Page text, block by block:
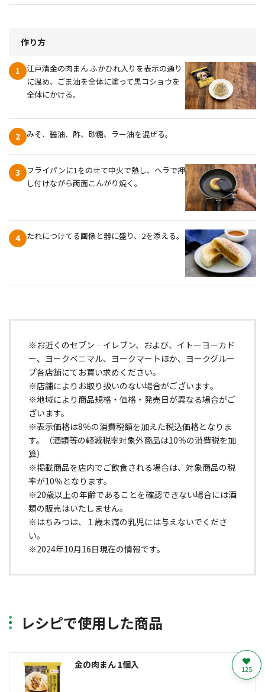
作り方
1
江戸清金の肉まん ふかひれ入りを表示の通り
に温め、ごま油を全体に塗って黒コショウを
全体にかける。
2 みそ、醤油、酢、砂糖、ラー油を混ぜる。
3
フライパンに1をのせて中火で熱し、ヘラで押
し付けながら両面こんがり焼く。
4 たれにつけてる画像と器に盛り、2を添える。
※お近くのセブン‐イレブン、および、イトーヨーカド
ー、ヨークベニマル、ヨークマートほか、ヨークグルー
プ各店舗にてお買い求めください。
※店舗によりお取り扱いのない場合がございます。
※地域により商品規格・価格・発売日が異なる場合がご
ざいます。
※表示価格は8％の消費税額を加えた税込価格となりま
す。（酒類等の軽減税率対象外商品は10％の消費税を加
算）
※掲載商品を店内でご飲食される場合は、対象商品の税
率が10％となります。
※20歳以上の年齢であることを確認できない場合には酒
類の販売はいたしません。
※はちみつは、１歳未満の乳児には与えないでくださ
い。
※2024年10月16日現在の情報です。
レシピで使用した商品
金の肉まん 1個入 125